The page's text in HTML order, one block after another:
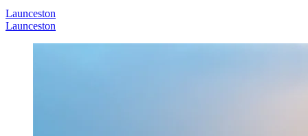
Launceston
Launceston